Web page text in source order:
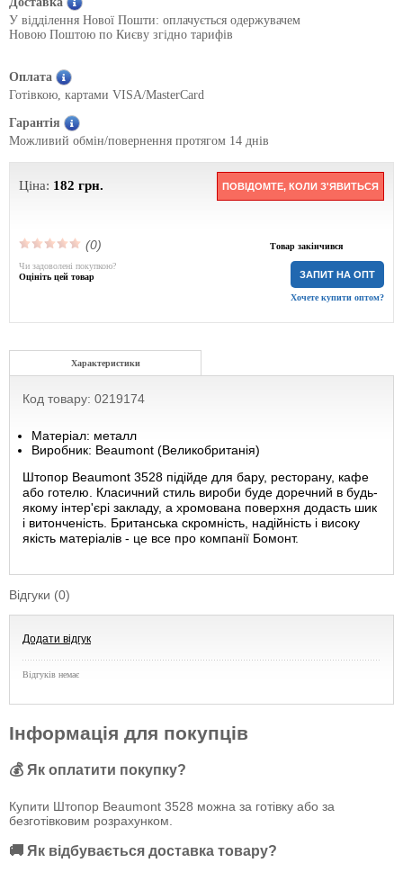
У відділення Нової Пошти: оплачується одержувачем
Новою Поштою по Києву згідно тарифів
Оплата
Готівкою, картами VISA/MasterCard
Гарантія
Можливий обмін/повернення протягом 14 днів
Ціна: 182 грн. ПОВІДОМТЕ, КОЛИ З'ЯВИТЬСЯ
(0) Товар закінчився
ЗАПИТ НА ОПТ
Хочете купити оптом?
Чи задоволені покупкою?
Оцініть цей товар
Характеристики
Код товару: 0219174
Матеріал: металл
Виробник: Beaumont (Великобританія)
Штопор Beaumont 3528 підійде для бару, ресторану, кафе
або готелю. Класичний стиль вироби буде доречний в будь-
якому інтер'єрі закладу, а хромована поверхня додасть шик
і витонченість. Британська скромність, надійність і високу
якість матеріалів - це все про компанії Бомонт.
Відгуки (0)
Додати відгук
Відгуків немає
Інформація для покупців
💰 Як оплатити покупку?
Купити Штопор Beaumont 3528 можна за готівку або за
безготівковим розрахунком.
🚚 Як відбувається доставка товару?